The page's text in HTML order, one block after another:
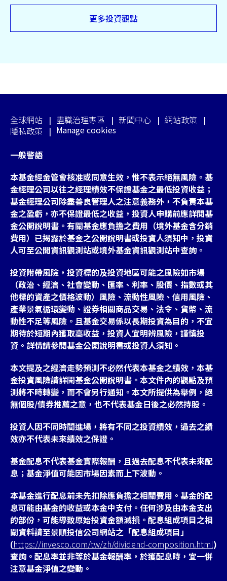
更多投資觀點
全球網站 盡職治理專區 新聞中心
網站政策
隱私政策
Manage cookies
一般警語
本基金經金管會核准或同意生效，惟不表示絕無風險。基
金經理公司以往之經理績效不保證基金之最低投資收益；
基金經理公司除盡善良管理人之注意義務外，不負責本基
金之盈虧，亦不保證最低之收益，投資人申購前應詳閱基
金公開說明書。有關基金應負擔之費用（境外基金含分銷
費用）已揭露於基金之公開說明書或投資人須知中，投資
人可至公開資訊觀測站或境外基金資訊觀測站中查詢。
投資附帶風險，投資標的及投資地區可能之風險如市場
（政治、經濟、社會變動、匯率、利率、股價、指數或其
他標的資產之價格波動）風險、流動性風險、信用風險、
產業景氣循環變動、證券相關商品交易、法令、貨幣、流
動性不足等風險。且基金交易係以長期投資為目的，不宜
期待於短期內獲取高收益，投資人宜明辨風險，謹慎投
資。詳情請參閱基金公開說明書或投資人須知。
本文提及之經濟走勢預測不必然代表本基金之績效，本基
金投資風險請詳閱基金公開說明書。本文件內的觀點及預
測將不時轉變，而不會另行通知。本文所提供為舉例，絕
無個股/債券推薦之意，也不代表基金日後之必然持股。
投資人因不同時間進場，將有不同之投資績效，過去之績
效亦不代表未來績效之保證。
基金配息不代表基金實際報酬，且過去配息不代表未來配
息；基金淨值可能因市場因素而上下波動。
本基金進行配息前未先扣除應負擔之相關費用。基金的配
息可能由基金的收益或本金中支付。任何涉及由本金支出
的部份，可能導致原始投資金額減損。配息組成項目之相
關資料請至景順投信公司網站之「配息組成項目」
(https://invesco.com/tw/zh/dividend-composition.html)
查詢。配息率並非等於基金報酬率，於獲配息時，宜一併
注意基金淨值之變動。